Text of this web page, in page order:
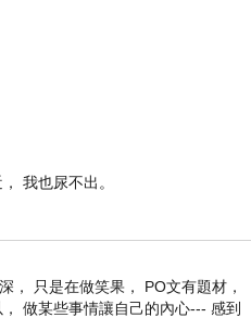
我也尿不出。
， 只是在做笑果， PO文有題材，
做某些事情讓自己的內心--- 感到